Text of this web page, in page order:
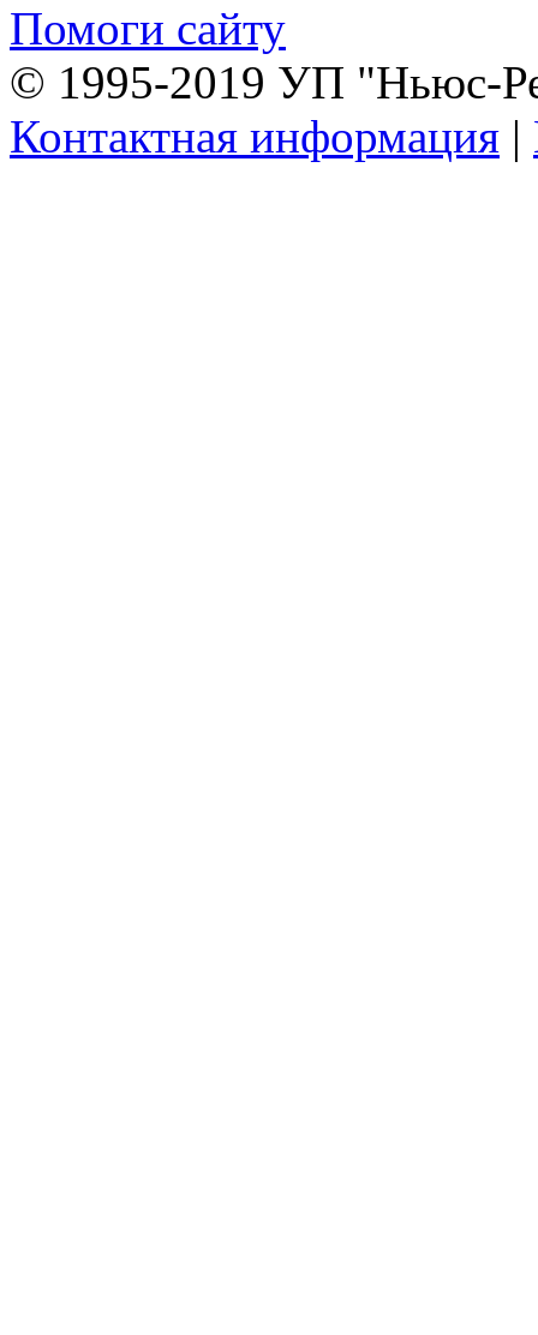
Помоги сайту
© 1995-2019 УП "Ньюс-
Контактная информация |